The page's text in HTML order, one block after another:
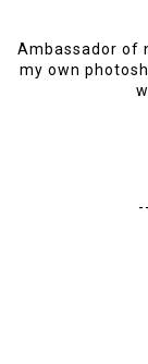
Ambassador of
my own